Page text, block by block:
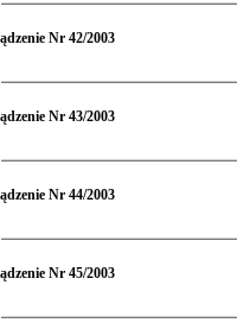
Nr 42/2003
Nr 43/2003
Nr 44/2003
Nr 45/2003